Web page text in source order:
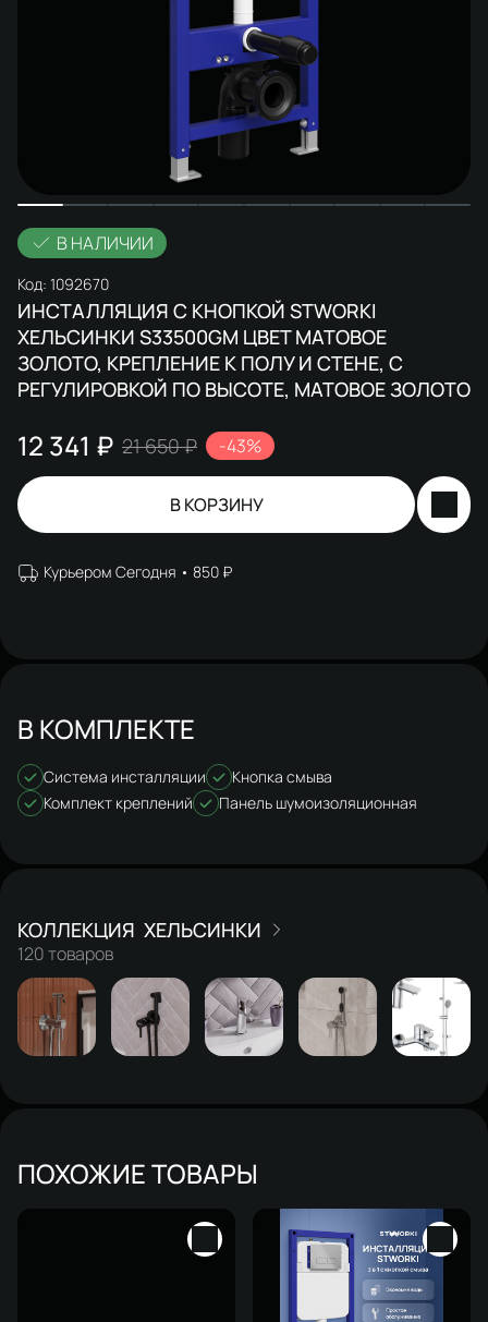
В НАЛИЧИИ
Код: 1092670
ИНСТАЛЛЯЦИЯ С КНОПКОЙ STWORKI
ХЕЛЬСИНКИ S33500GM ЦВЕТ МАТОВОЕ
ЗОЛОТО, КРЕПЛЕНИЕ К ПОЛУ И СТЕНЕ, С
РЕГУЛИРОВКОЙ ПО ВЫСОТЕ, МАТОВОЕ ЗОЛОТО
12 341 ₽ 21 650 ₽ -43%
В КОРЗИНУ
Курьером Сегодня 850 ₽
В КОМПЛЕКТЕ
Система инсталляции
Кнопка смыва
Комплект креплений
Панель шумоизоляционная
ХЕЛЬСИНКИ
120 товаров
ПОХОЖИЕ ТОВАРЫ